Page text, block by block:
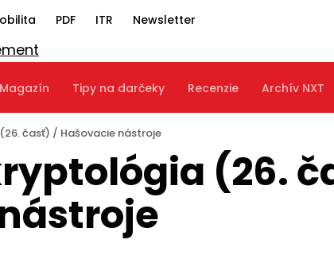
PDF ITR Newsletter
Magazín Tipy na darčeky Recenzie Archív NXT
časť) / Hašovacie nástroje
(26.